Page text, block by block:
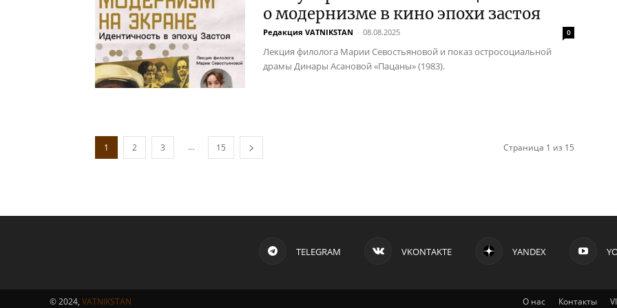
о модернизме в кино эпохи застоя
Редакция VATNIKSTAN - 08.08.2025 0
Лекция филолога Марии Севостьяновой и показ остросоциальной
драмы Динары Асановой «Пацаны» (1983).
1 2 3 ... 15 Страница 1 из 15
TELEGRAM VKONTAKTE YANDEX
О нас Контакты
© 2024, VATNIKSTAN